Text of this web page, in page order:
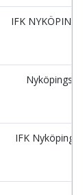
IFK
Nyköpings
IFK